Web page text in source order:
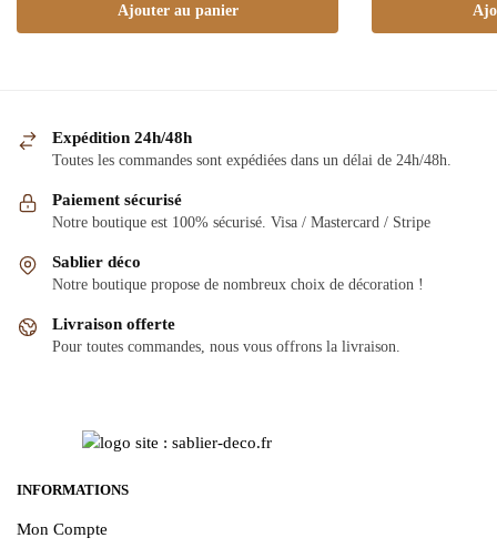
Ajouter au panier
Expédition 24h/48h
Toutes les commandes sont expédiées dans un délai de 24h/48h.
Paiement sécurisé
Notre boutique est 100% sécurisé. Visa / Mastercard / Stripe
Sablier déco
Notre boutique propose de nombreux choix de décoration !
Livraison offerte
Pour toutes commandes, nous vous offrons la livraison.
INFORMATIONS
Mon Compte